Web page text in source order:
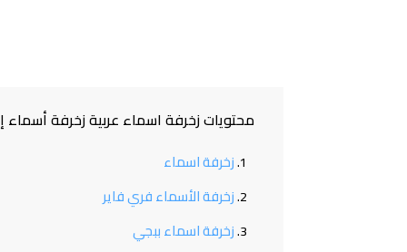
محتويات زخرفة اسماء عربية زخرفة أسماء
زخرفة اسماء
زخرفة الأسماء فري فاير
زخرفة اسماء ببجي